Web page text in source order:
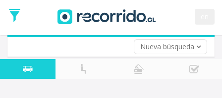
Nueva búsqueda
de
Ida
Vuelta (opcional)
Fecha
de